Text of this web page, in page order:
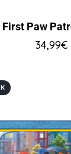
Paw
34,99€